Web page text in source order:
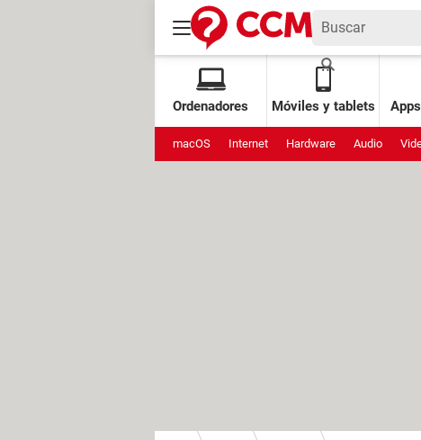
Ordenadores Móviles y tablets
macOS Internet Hardware Audio